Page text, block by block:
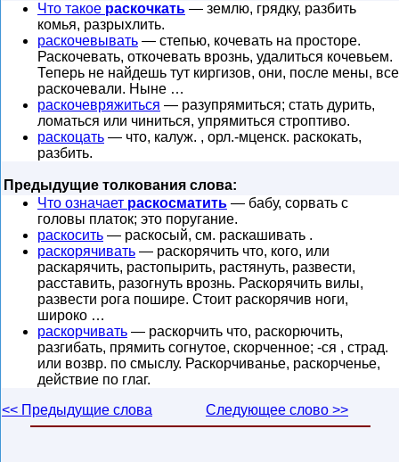
Что такое раскочкать — землю, грядку, разбить
комья, разрыхлить.
раскочевывать — степью, кочевать на просторе.
Раскочевать, откочевать врознь, удалиться кочевьем.
Теперь не найдешь тут киргизов, они, после мены, все
раскочевали. Ныне …
раскочевряжиться — разупрямиться; стать дурить,
ломаться или чиниться, упрямиться строптиво.
раскоцать — что, калуж. , орл.-мценск. раскокать,
разбить.
Предыдущие толкования слова:
Что означает раскосматить — бабу, сорвать с
головы платок; это поругание.
раскосить — раскосый, см. раскашивать .
раскорячивать — раскорячить что, кого, или
раскарячить, растопырить, растянуть, развести,
расставить, разогнуть врознь. Раскорячить вилы,
развести рога пошире. Стоит раскорячив ноги,
широко …
раскорчивать — раскорчить что, раскорючить,
разгибать, прямить согнутое, скорченное; -ся , страд.
или возвр. по смыслу. Раскорчиванье, раскорченье,
действие по глаг.
<< Предыдущие слова
Следующее слово >>